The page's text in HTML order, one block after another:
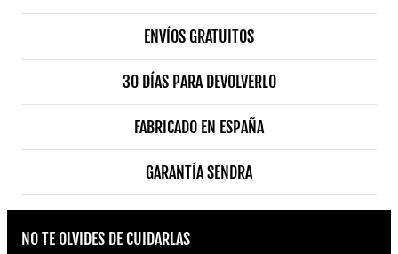
ENVÍOS GRATUITOS
30 DÍAS PARA DEVOLVERLO
FABRICADO EN ESPAÑA
GARANTÍA SENDRA
NO TE OLVIDES DE CUIDARLAS